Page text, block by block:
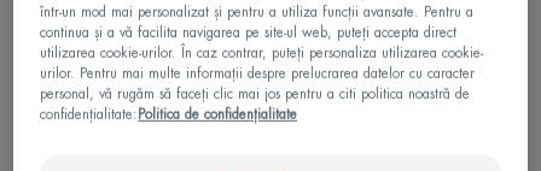
Protecție cu spectru ultra-larg, cu filtru TriAsorB™
brevetat: primul filtru organic Pierre Fabre care
protejează împotriva luminii albastre, dincolo de
într-un mod mai personalizat și pentru a utiliza funcții avansate. Pentru a
continua și a vă facilita navigarea pe site-ul web, puteți accepta direct
utilizarea cookie-urilor. În caz contrar, puteți personaliza utilizarea cookie-
urilor. Pentru mai multe informații despre prelucrarea datelor cu caracter
personal, vă rugăm să faceți clic mai jos pentru a citi politica noastră de
confidențialitate: Politica de confidențialitate